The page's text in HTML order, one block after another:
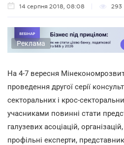
14 серпня 2018, 08:08 293
Реклама
На 4-7 вересня
проведення другої серії
секторальних і крос-
учасниками повинні стати
галузевих асоціацій,
профільні експерти,